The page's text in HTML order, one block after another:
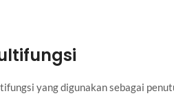
dream!
yang digunakan sebagai